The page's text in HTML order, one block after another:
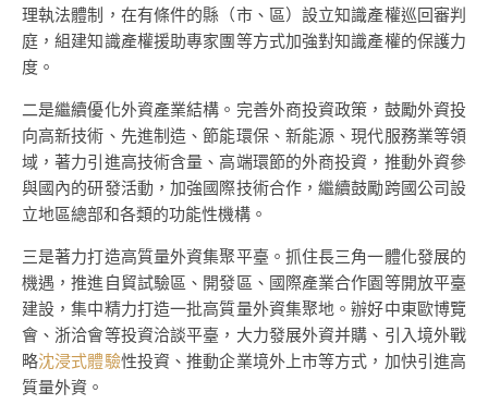
理執法體制，在有條件的縣（市、區）設立知識產權巡回審判
庭，組建知識產權援助專家團等方式加強對知識產權的保護力
度。
二是繼續優化外資產業結構。完善外商投資政策，鼓勵外資投
向高新技術、先進制造、節能環保、新能源、現代服務業等領
域，著力引進高技術含量、高端環節的外商投資，推動外資參
與國內的研發活動，加強國際技術合作，繼續鼓勵跨國公司設
立地區總部和各類的功能性機構。
三是著力打造高質量外資集聚平臺。抓住長三角一體化發展的
機遇，推進自貿試驗區、開發區、國際產業合作園等開放平臺
建設，集中精力打造一批高質量外資集聚地。辦好中東歐博覽
會、浙洽會等投資洽談平臺，大力發展外資并購、引入境外戰
略沈浸式體驗性投資、推動企業境外上市等方式，加快引進高
質量外資。